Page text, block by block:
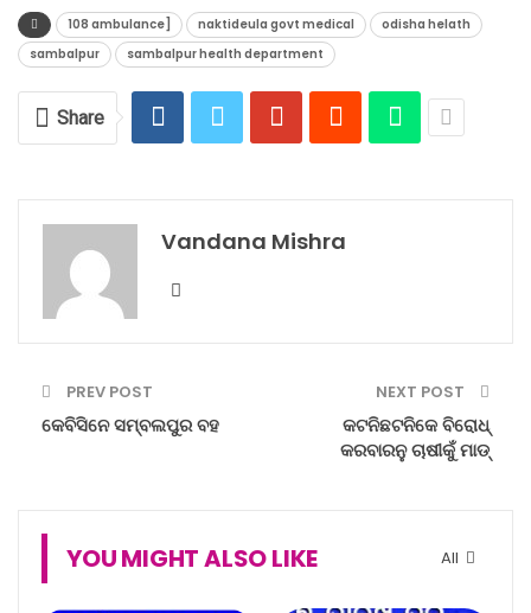
108 ambulance] naktideula govt medical
odisha helath
sambalpur
sambalpur health department
Share
Vandana Mishra
PREV POST
କେବିସିନେ ସମ୍ବଲପୁର ବହ
NEXT POST
କଟନିଛଟନିକେ ବିରୋଧ୍
କରବାରନୁ ଚାଷୀକୁଁ ମାଡ୍‌
All
YOU MIGHT ALSO LIKE